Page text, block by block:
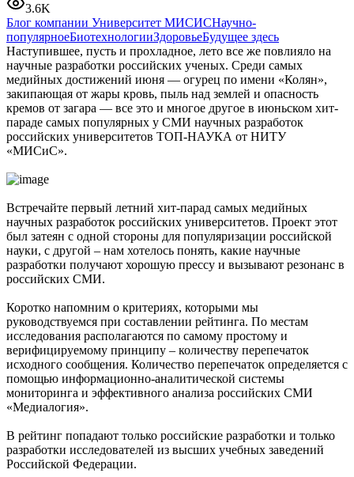
3.6K
Блог компании Университет МИСИСНаучно-
популярноеБиотехнологииЗдоровьеБудущее здесь
Наступившее, пусть и прохладное, лето все же повлияло на
научные разработки российских ученых. Среди самых
медийных достижений июня — огурец по имени «Колян»,
закипающая от жары кровь, пыль над землей и опасность
кремов от загара — все это и многое другое в июньском хит-
параде самых популярных у СМИ научных разработок
российских университетов ТОП-НАУКА от НИТУ
«МИСиС».
Встречайте первый летний хит-парад самых медийных
научных разработок российских университетов. Проект этот
был затеян с одной стороны для популяризации российской
науки, с другой – нам хотелось понять, какие научные
разработки получают хорошую прессу и вызывают резонанс в
российских СМИ.
Коротко напомним о критериях, которыми мы
руководствуемся при составлении рейтинга. По местам
исследования располагаются по самому простому и
верифицируемому принципу – количеству перепечаток
исходного сообщения. Количество перепечаток определяется с
помощью информационно-аналитической системы
мониторинга и эффективного анализа российских СМИ
«Медиалогия».
В рейтинг попадают только российские разработки и только
разработки исследователей из высших учебных заведений
Российской Федерации.